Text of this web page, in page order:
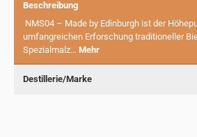
Beschreibung
NMS04 – Made by Edinburgh ist der
umfangreichen Erforschung traditioneller
Spezialmalz… Mehr
Destillerie/Marke